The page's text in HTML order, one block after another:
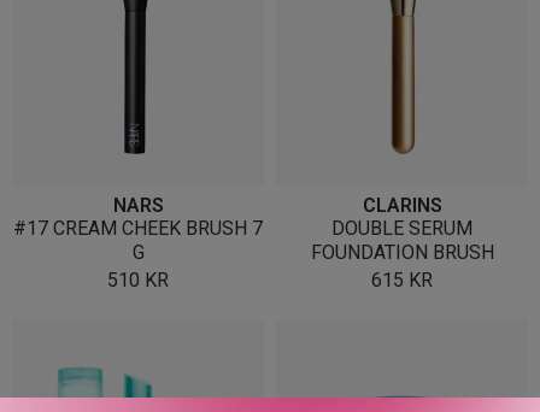
NARS
#17 CREAM CHEEK BRUSH 7
G
510 KR
CLARINS
DOUBLE SERUM
FOUNDATION BRUSH
615 KR